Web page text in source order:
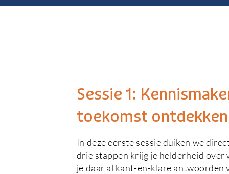
Sessie 1:
toekomst ontdekken
In deze eerste sessie duiken we
drie stappen krijg je helderheid over
je daar al kant-en-klare antwoorden